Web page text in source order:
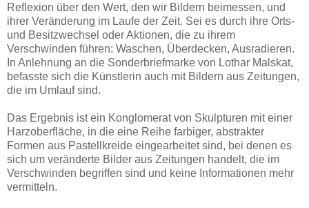
Reflexion über den Wert, den wir Bildern beimessen, und
ihrer Veränderung im Laufe der Zeit. Sei es durch ihre Orts-
und Besitzwechsel oder Aktionen, die zu ihrem
Verschwinden führen: Waschen, Überdecken, Ausradieren.
In Anlehnung an die Sonderbriefmarke von Lothar Malskat,
befasste sich die Künstlerin auch mit Bildern aus Zeitungen,
die im Umlauf sind.
Das Ergebnis ist ein Konglomerat von Skulpturen mit einer
Harzoberfläche, in die eine Reihe farbiger, abstrakter
Formen aus Pastellkreide eingearbeitet sind, bei denen es
sich um veränderte Bilder aus Zeitungen handelt, die im
Verschwinden begriffen sind und keine Informationen mehr
vermitteln.